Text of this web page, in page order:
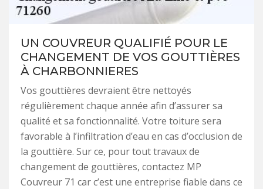
UN COUVREUR QUALIFIÉ POUR LE
CHANGEMENT DE VOS GOUTTIÈRES
À CHARBONNIERES
Vos gouttières devraient être nettoyés
régulièrement chaque année afin d’assurer sa
qualité et sa fonctionnalité. Votre toiture sera
favorable à l’infiltration d’eau en cas d’occlusion de
la gouttière. Sur ce, pour tout travaux de
changement de gouttières, contactez MP
Couvreur 71 car c’est une entreprise fiable dans ce